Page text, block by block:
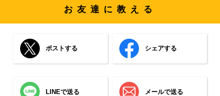
お友達に教える
ポストする シェアする
LINEで送る メールで送る